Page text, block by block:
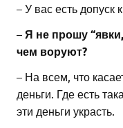
– У вас есть допуск
– Я не прошу
чем воруют?
– На всем, что
деньги. Где есть
эти деньги украсть.